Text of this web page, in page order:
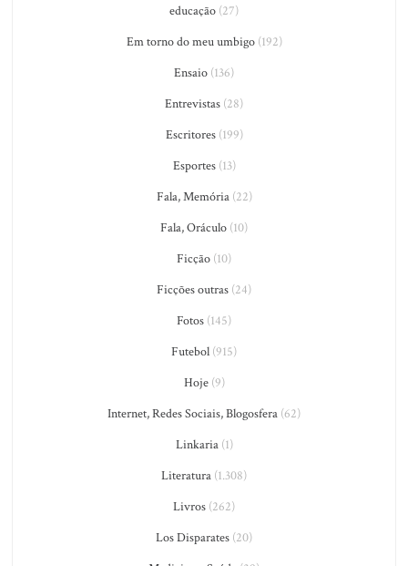
educação (27)
Em torno do meu umbigo(192)
Ensaio (136)
Entrevistas (28)
Escritores(199)
Esportes(13)
Fala, Memória(22)
Fala, Oráculo (10)
Ficção (10)
Ficções outras (24)
Fotos (145)
Futebol (915)
Hoje(9)
Internet, Redes Sociais, Blogosfera (62)
Linkaria(1)
Literatura (1.308)
Livros (262)
Los Disparates (20)